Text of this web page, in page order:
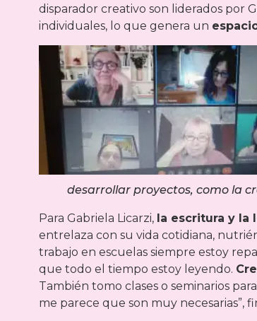
disparador creativo son liderados por
individuales, lo que genera un
desarrollar proyectos, como la
Para Gabriela Licarzi, la escritura y la
entrelaza con su vida cotidiana,
trabajo en escuelas siempre estoy
que todo el tiempo estoy leyendo.
También tomo clases o seminarios
me parece que son muy necesarias”,